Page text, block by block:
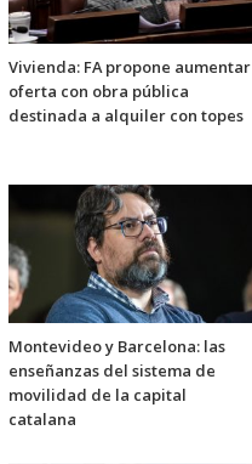
Vivienda: FA propone aumentar
oferta con obra pública
destinada a alquiler con topes
Montevideo y Barcelona: las
enseñanzas del sistema de
movilidad de la capital
catalana